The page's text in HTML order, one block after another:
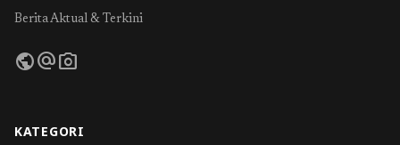
Berita Aktual & Terkini
publicalternate_emailphoto_camera
KATEGORI